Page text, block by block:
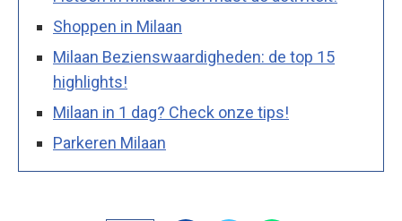
Shoppen in Milaan
Milaan Bezienswaardigheden: de top 15
highlights!
Milaan in 1 dag? Check onze tips!
Parkeren Milaan